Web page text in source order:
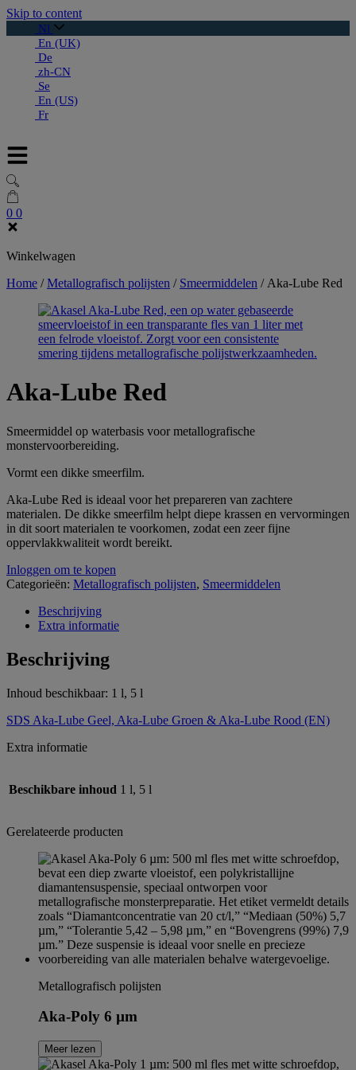
Skip to content
Nl
En (UK)
De
zh-CN
Se
En (US)
Fr
0 0
Winkelwagen
Home /Metallografisch polijsten / Smeermiddelen / Aka-Lube Red
Aka-Lube Red
Smeermiddel op waterbasis voor metallografische
monstervoorbereiding.
Vormt een dikke smeerfilm.
Aka-Lube Red is ideaal voor het prepareren van zachtere
materialen. De dikke smeerfilm helpt diepe krassen en vervormingen
in dit soort materialen te voorkomen, zodat een zeer fijne
oppervlakkwaliteit wordt bereikt.
Inloggen om te kopen
Categorieën: Metallografisch polijsten, Smeermiddelen
Beschrijving
Extra informatie
Beschrijving
Inhoud beschikbaar: 1 l, 5 l
SDS Aka-Lube Geel, Aka-Lube Groen & Aka-Lube Rood (EN)
Extra informatie
Beschikbare inhoud 1 l, 5 l
Gerelateerde producten
Metallografisch polijsten
Aka-Poly 6 µm
Meer lezen